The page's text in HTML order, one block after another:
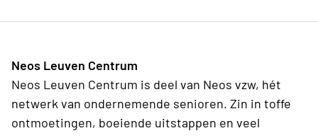
Neos Leuven Centrum
Neos Leuven Centrum is deel van Neos vzw, hét
netwerk van ondernemende senioren. Zin in toffe
ontmoetingen, boeiende uitstappen en veel